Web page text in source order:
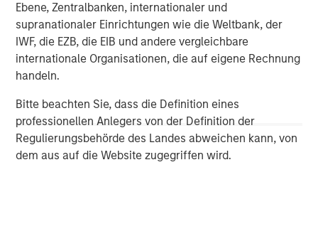
Ebene, Zentralbanken, internationaler und
supranationaler Einrichtungen wie die Weltbank, der
IWF, die EZB, die EIB und andere vergleichbare
internationale Organisationen, die auf eigene Rechnung
handeln.
Bitte beachten Sie, dass die Definition eines
professionellen Anlegers von der Definition der
Regulierungsbehörde des Landes abweichen kann, von
dem aus auf die Website zugegriffen wird.
Morgan Stanley Private Equity Asia (“MSPEA”) is one of
the leading private equity investors in Asia-Pacific,
having invested in the region for over 20 years. MSPEA
invests primarily in highly structured minority
investments and control buyouts in growth-oriented
companies. The experienced investment team is led by
senior professionals with extensive industry relationships,
in-depth market knowledge and the ability to apply
international investment principles within each local